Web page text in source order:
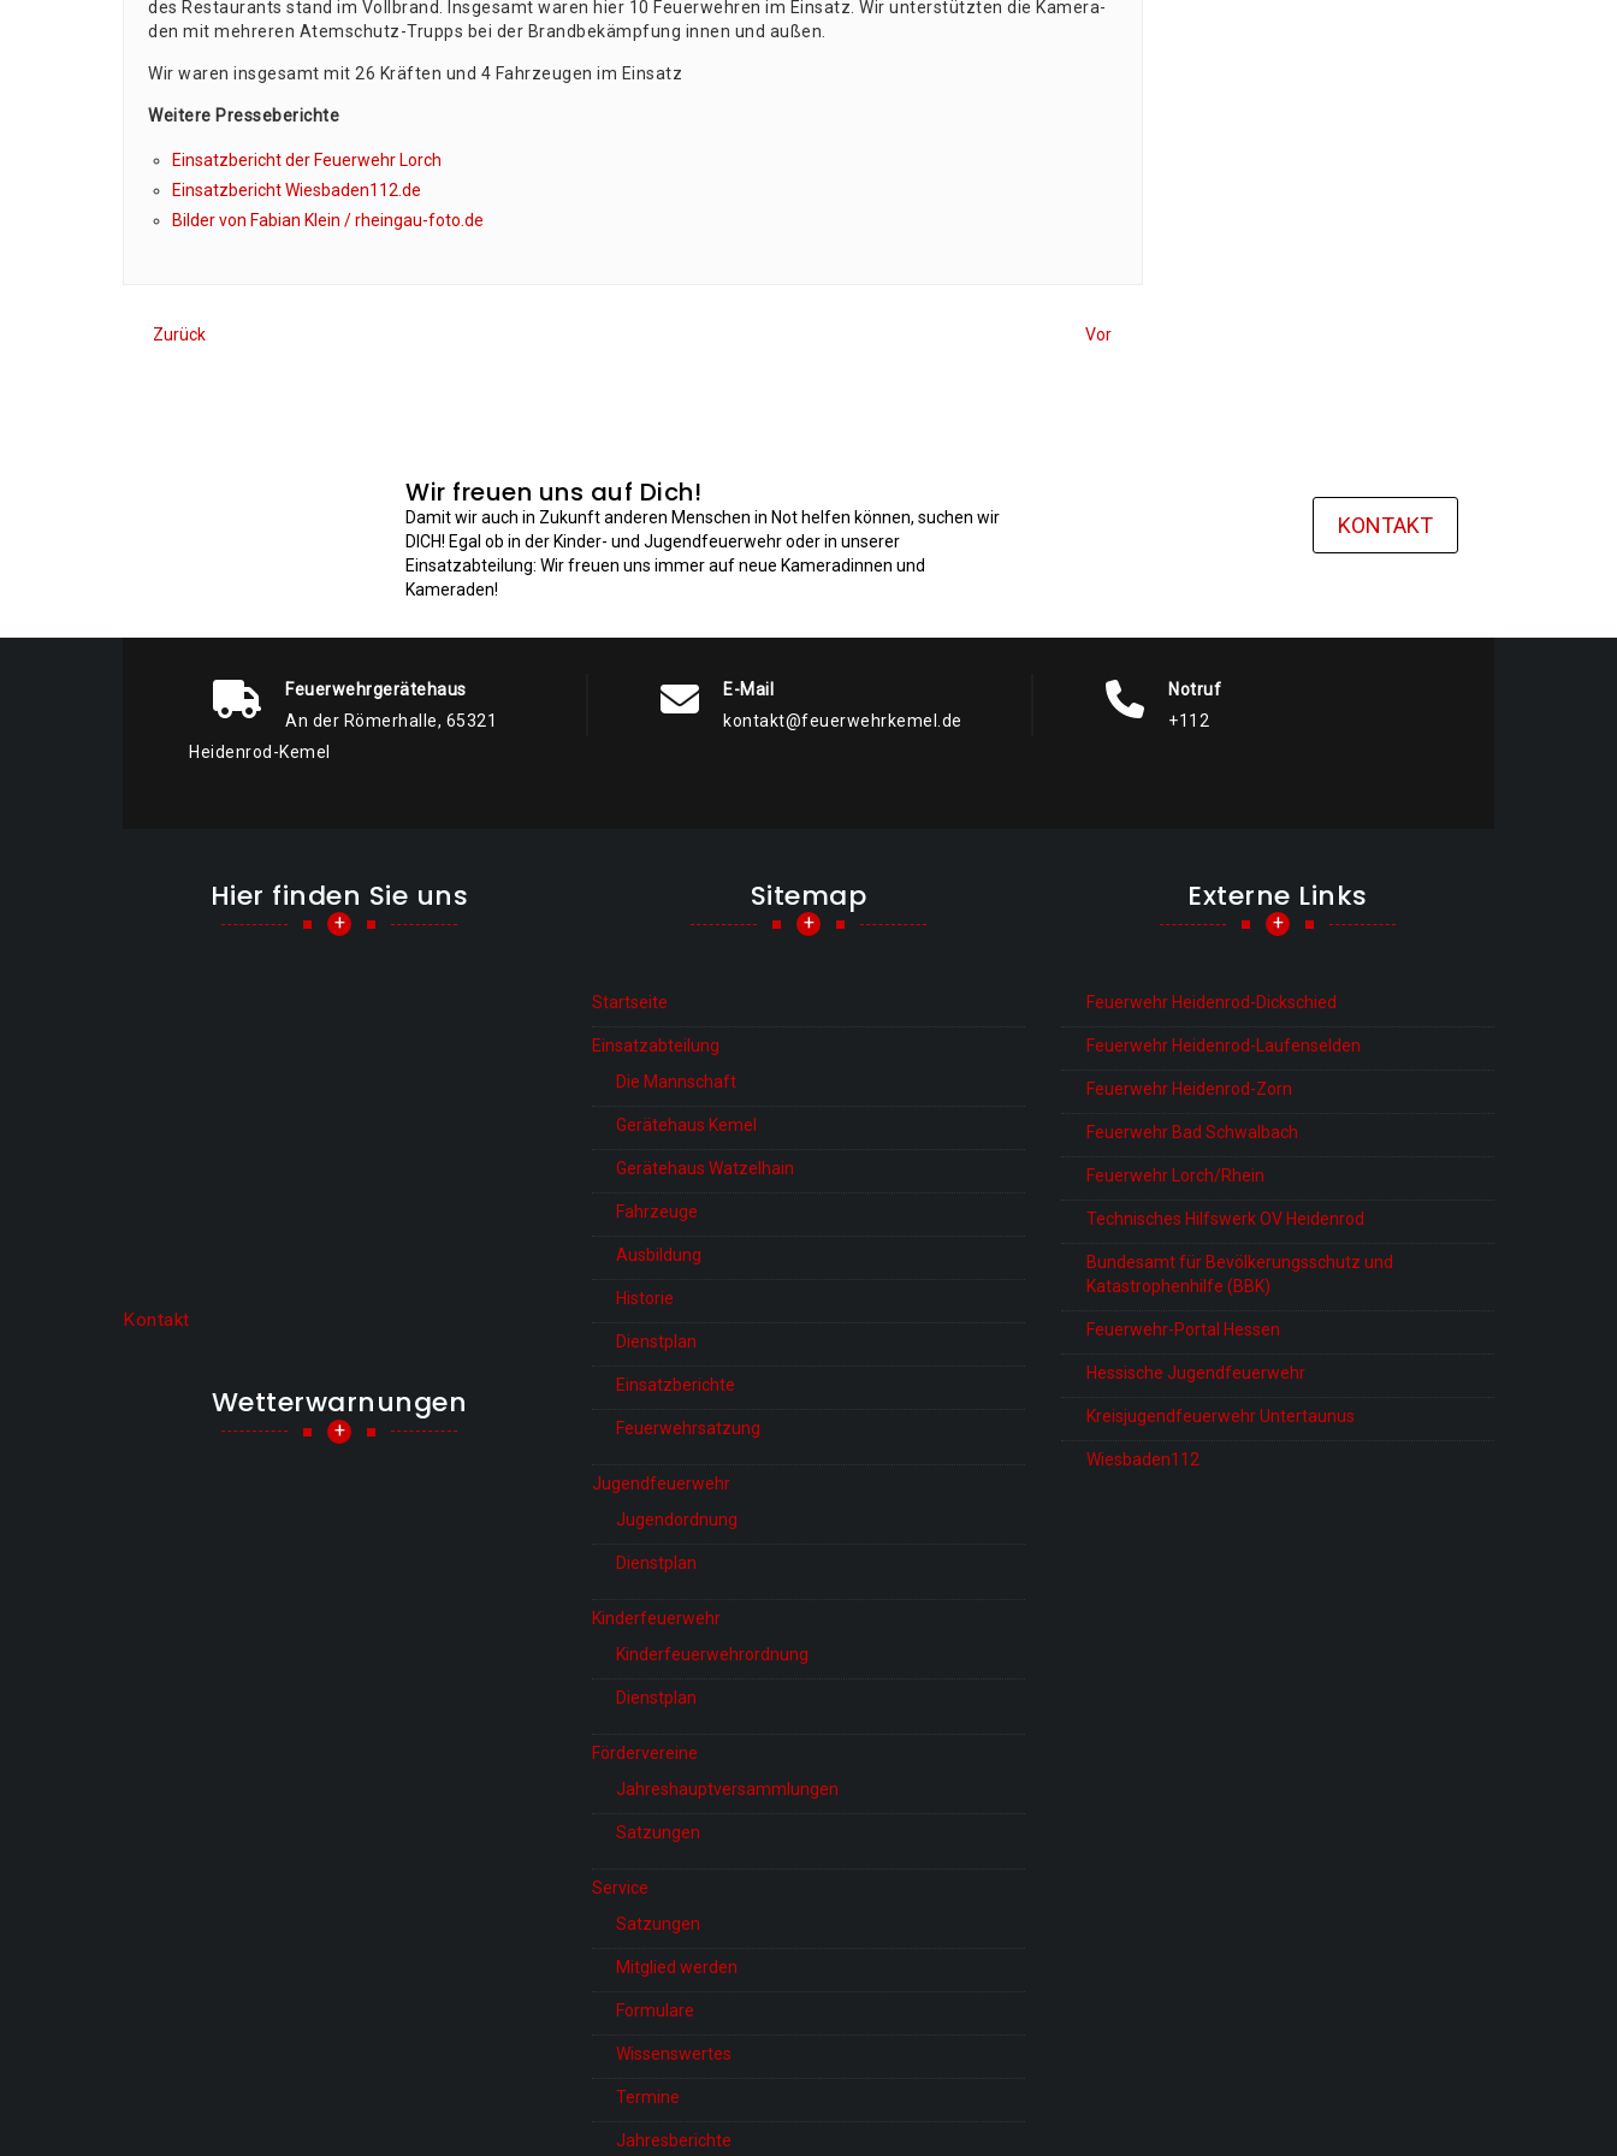
des Restau­rants stand im Voll­brand. Ins­ge­samt waren hier 10 Feu­er­weh­ren im Ein­satz. Wir unter­stütz­ten die Kame­ra­
den mit meh­re­ren Atem­schutz-Trupps bei der Brand­be­kämp­fung innen und außen.
Wir waren ins­ge­samt mit 26 Kräf­ten und 4 Fahr­zeu­gen im Einsatz
Wei­te­re Presseberichte
Ein­satz­be­richt der Feu­er­wehr Lorch
Ein­satz­be­richt Wiesbaden112.de
Bil­der von Fabi­an Klein / rheingau-foto.de
Zurück Vor
Wir freuen uns auf Dich!
Damit wir auch in Zukunft anderen Menschen in Not helfen können, suchen wir
DICH! Egal ob in der Kinder- und Jugendfeuerwehr oder in unserer
Einsatzabteilung: Wir freuen uns immer auf neue Kameradinnen und
Kameraden!
KONTAKT
Feuerwehrgerätehaus
An der Römerhalle, 65321
Heidenrod-Kemel
E-Mail
kontakt@feuerwehrkemel.de
Notruf
+112
Hier finden Sie uns
+
Kontakt
Wetterwarnungen
+
Sitemap
+
Startseite
Einsatzabteilung
Die Mannschaft
Gerätehaus Kemel
Gerätehaus Watzelhain
Fahrzeuge
Ausbildung
Historie
Dienstplan
Einsatzberichte
Feuerwehrsatzung
Jugendfeuerwehr
Jugendordnung
Dienstplan
Kinderfeuerwehr
Kinderfeuerwehrordnung
Dienstplan
Fördervereine
Jahreshauptversammlungen
Satzungen
Service
Satzungen
Mitglied werden
Formulare
Wissenswertes
Termine
Jahresberichte
Externe Links
+
Feuerwehr Heidenrod-Dickschied
Feuerwehr Heidenrod-Laufenselden
Feuerwehr Heidenrod-Zorn
Feuerwehr Bad Schwalbach
Feuerwehr Lorch/Rhein
Technisches Hilfswerk OV Heidenrod
Bundesamt für Bevölkerungsschutz und
Katastrophenhilfe (BBK)
Feuerwehr-Portal Hessen
Hessische Jugendfeuerwehr
Kreisjugendfeuerwehr Untertaunus
Wiesbaden112